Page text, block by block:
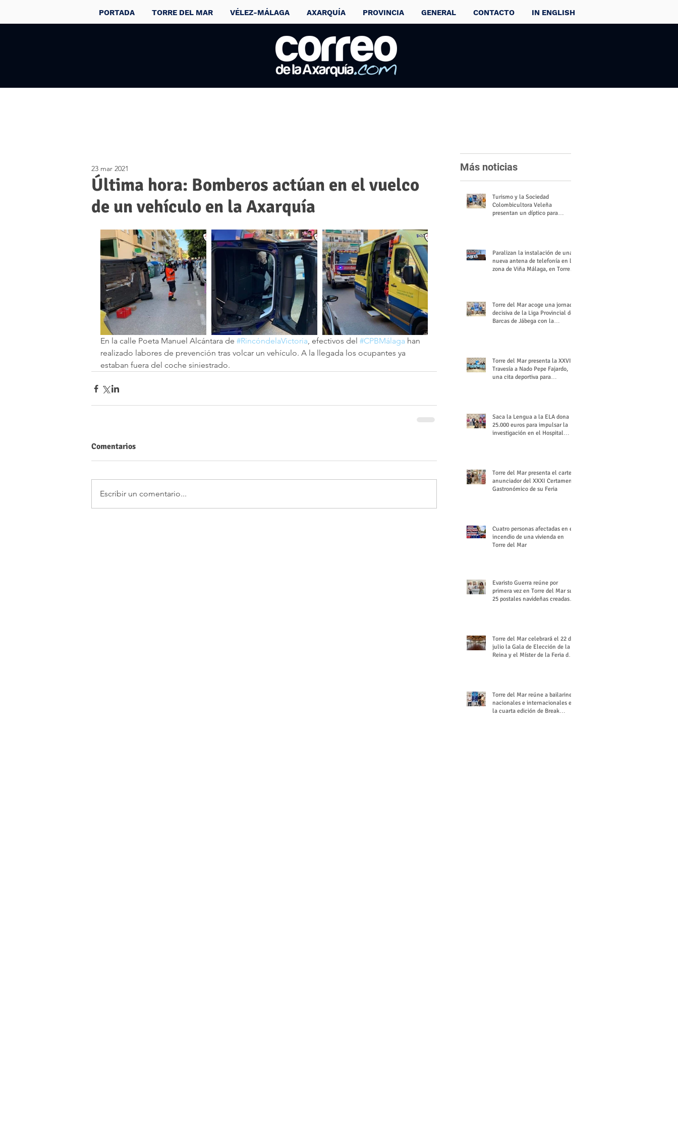
PORTADA TORRE DEL MAR VÉLEZ-MÁLAGA AXARQUÍA PROVINCIA GENERAL CONTACTO IN ENGLISH
Última hora: Bomberos actúan en el vuelco
de un vehículo en la Axarquía
23 mar 2021
En la calle Poeta Manuel Alcántara de #RincóndelaVictoria, efectivos del #CPBMálaga han
realizado labores de prevención tras volcar un vehículo. A la llegada los ocupantes ya
estaban fuera del coche siniestrado.
Comentarios
Escribir un comentario...
Más noticias
Turismo y la Sociedad
Colombicultora Veleña
presentan un díptico para
Paralizan la instalación de una
nueva antena de telefonía en la
zona de Viña Málaga, en Torre
Torre del Mar acoge una jornada
decisiva de la Liga Provincial de
Barcas de Jábega con la
Torre del Mar presenta la XXVI
Travesía a Nado Pepe Fajardo,
una cita deportiva para
Saca la Lengua a la ELA dona
25.000 euros para impulsar la
investigación en el Hospital
Torre del Mar presenta el cartel
anunciador del XXXI Certamen
Gastronómico de su Feria
Cuatro personas afectadas en el
incendio de una vivienda en
Torre del Mar
Evaristo Guerra reúne por
primera vez en Torre del Mar sus
25 postales navideñas creadas
Torre del Mar celebrará el 22 de
julio la Gala de Elección de la
Reina y el Míster de la Feria de
Torre del Mar reúne a bailarines
nacionales e internacionales en
la cuarta edición de Break